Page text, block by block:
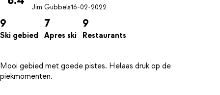
Jim Gubbels16-02-2022
9
Ski gebied
7
Apres ski
9
Restaurants
Mooi gebied met goede pistes. Helaas druk op de